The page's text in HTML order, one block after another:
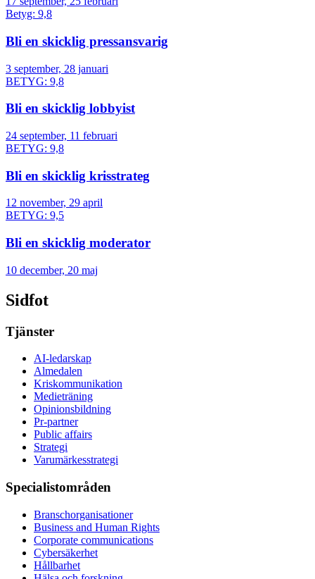
Betyg: 9,8
Bli en skicklig pressansvarig
3 september, 28 januari
BETYG: 9,8
Bli en skicklig lobbyist
24 september, 11 februari
BETYG: 9,8
Bli en skicklig krisstrateg
12 november, 29 april
BETYG: 9,5
Bli en skicklig moderator
10 december, 20 maj
Sidfot
Tjänster
AI-ledarskap
Almedalen
Kris­kommunikation
Medieträning
Opinionsbildning
Pr-partner
Public affairs
Strategi
Varumärkesstrategi
Specialistområden
Branschorganisationer
Business and Human Rights
Corporate communications
Cybersäkerhet
Hållbarhet